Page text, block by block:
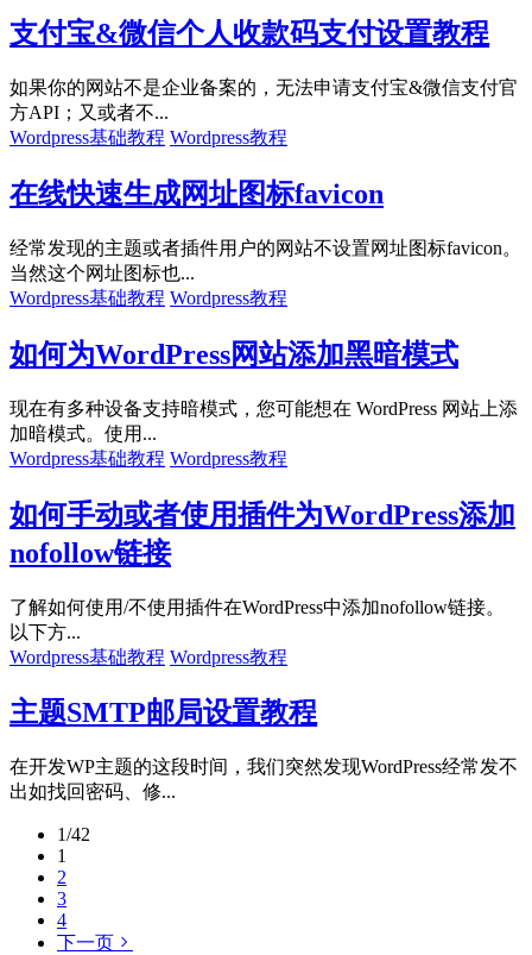
支付宝&微信个人收款码支付设置教程
如果你的网站不是企业备案的，无法申请支付宝&微信支付官
方API；又或者不...
Wordpress基础教程 Wordpress教程
在线快速生成网址图标favicon
经常发现的主题或者插件用户的网站不设置网址图标favicon。
当然这个网址图标也...
Wordpress基础教程 Wordpress教程
如何为WordPress网站添加黑暗模式
现在有多种设备支持暗模式，您可能想在 WordPress 网站上添
加暗模式。使用...
Wordpress基础教程 Wordpress教程
如何手动或者使用插件为WordPress添加
nofollow链接
了解如何使用/不使用插件在WordPress中添加nofollow链接。
以下方...
Wordpress基础教程 Wordpress教程
主题SMTP邮局设置教程
在开发WP主题的这段时间，我们突然发现WordPress经常发不
出如找回密码、修...
1/42
1
2
3
4
下一页